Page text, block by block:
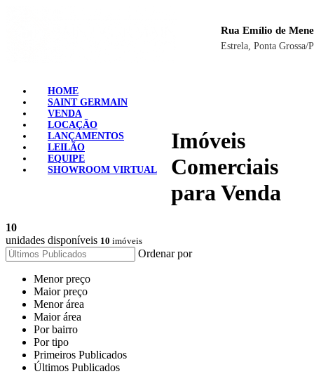
Rua Emílio de
Estrela, Ponta Grossa/
HOME
SAINT GERMAIN
VENDA
LOCAÇÃO
LANÇAMENTOS
LEILÃO
EQUIPE
SHOWROOM VIRTUAL
Imóveis
Comerciais
para Venda
10
unidades disponíveis 10 imóveis
Ordenar por
Menor preço
Maior preço
Menor área
Maior área
Por bairro
Por tipo
Primeiros Publicados
Últimos Publicados